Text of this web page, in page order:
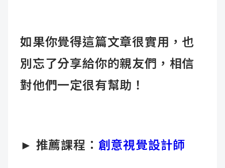
如果你覺得這篇文章很實用，也
別忘了分享給你的親友們，相信
對他們一定很有幫助！
► 推薦課程： 創意視覺設計師